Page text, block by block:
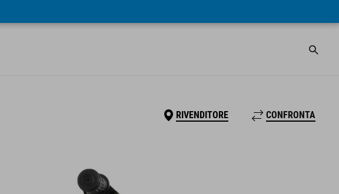
RIVENDITORE CONFRONTA